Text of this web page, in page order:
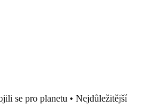
se pro planetu • Nejdůležitější